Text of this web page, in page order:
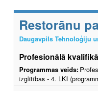
Restorānu
Daugavpils Tehnoloģiju
Profesionālā
Programmas veids:
izglītības - 4. LKI